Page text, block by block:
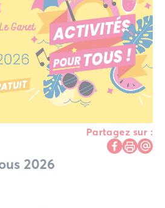
Partagez sur :
2026